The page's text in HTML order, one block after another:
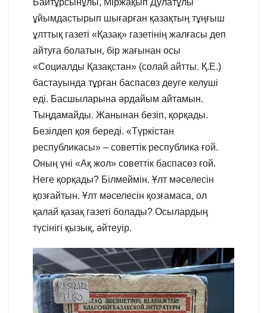
Байтұрсынұлы, Міржақып Дулатұлы
ұйымдастырып шығарған қазақтың тұңғыш
ұлттық газеті «Қазақ» газетінің жалғасы деп
айтуға болатын, бір жағынан осы
«Социалды Қазақстан» (солай айтты. Қ.Е.)
бастауында тұрған баспасөз деуге келуші
еді. Басшыларына әрдайым айтамын.
Тыңдамайды. Жанынан безіп, қорқады.
Безілдеп қоя береді. «Түркістан
республикасы» – советтік республика ғой.
Оның үні «Ақ жол» советтік баспасөз ғой.
Неге қорқады? Білмеймін. Ұлт мәселесін
қозғайтын. Ұлт мәселесін қозғамаса, ол
қалай қазақ газеті болады? Осылардың
түсінігі қызық, әйтеуір.